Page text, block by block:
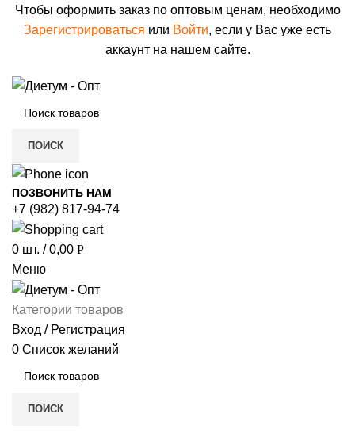
Чтобы оформить заказ по оптовым ценам, необходимо
Зарегистрироваться или Войти, если у Вас уже есть
аккаунт на нашем сайте.
ПОИСК
ПОЗВОНИТЬ НАМ
+7 (982) 817-94-74
0 шт. / 0,00 Р
Меню
Категории товаров
Вход / Регистрация
0 Список желаний
ПОИСК